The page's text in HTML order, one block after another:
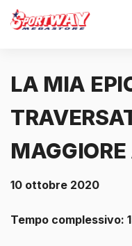
LA MIA
10 ottobre 2020
Tempo complessivo: